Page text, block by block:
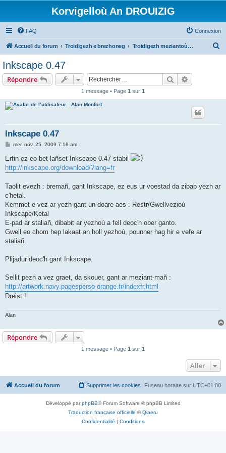
Korvigelloù An DROUIZIG
FAQ Connexion
Accueil du forum Troidigezh e brezhoneg Troidigezh meziantoù all (frank a wirioù evit an darn vrasañ anezho)
Inkscape 0.47
Répondre Rechercher
1 message • Page 1 sur 1
Alan Monfort
Inkscape 0.47
M
s
s
a
g
mer. nov. 25, 2009 7:18 am
Erfin ez eo bet lañset Inkscape 0.47 stabil
http://inkscape.org/download/?lang=fr
Taolit evezh : bremañ, gant Inkscape, ez eus ur voestad da zibab yezh ar
c'hetal.
Kemmet e vez ar yezh gant un doare aes : Restr/Gwellvezioù
Inkscape/Ketal
E-pad ar staliañ, dibabit ar yezhoù a fell deoc'h ober ganto.
Gwell eo chom hep lakaat an holl yezhoù, pounner hag hir e vefe ar
staliañ.
Plijadur deoc'h gant Inkscape.
Sellit pezh a vez graet, da skouer, gant ar meziant-mañ :
http://artwork.navy.pagesperso-orange.fr/indexfr.html
Dreist !
Alan
Répondre
1 message • Page 1 sur 1
Aller
Accueil du forum Fuseau horaire sur UTC+01:00
Supprimer les cookies
Développé parphpBB® Forum Software © phpBB Limited
Traduction française officielle ©Qiaeru
Confidentialité | Conditions